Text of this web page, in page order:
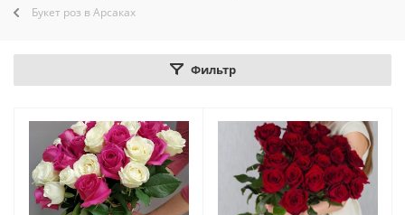
Букет роз в Арсаках
Фильтр